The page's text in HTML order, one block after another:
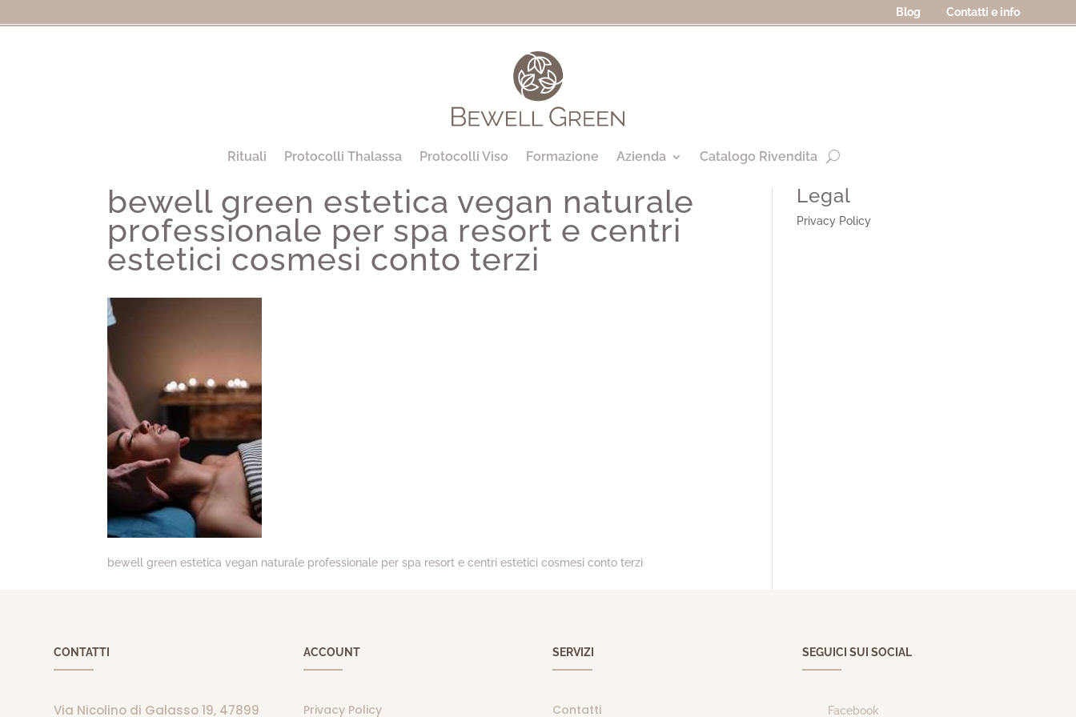
Blog Contatti e info
Rituali Protocolli Thalassa Protocolli Viso Formazione Azienda Catalogo Rivendita
bewell green estetica vegan naturale
professionale per spa resort e centri
estetici cosmesi conto terzi
bewell green estetica vegan naturale professionale per spa resort e centri estetici cosmesi conto terzi
Legal
Privacy Policy
CONTATTI
Via Nicolino di Galasso 19, 47899
ACCOUNT
Privacy Policy
SERVIZI
Contatti
SEGUICI SUI SOCIAL
Facebook